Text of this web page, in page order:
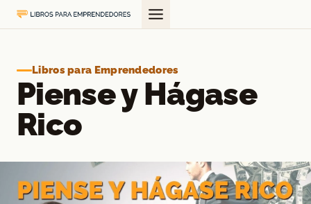
Saltar
al
Libros para Emprendedores
Piense y Hágase
Rico